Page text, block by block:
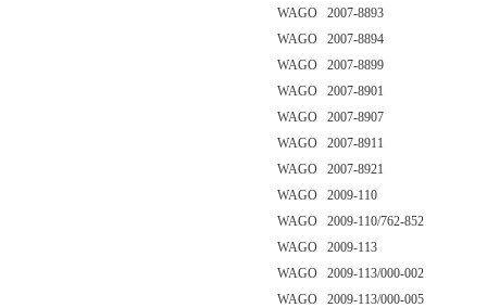
WAGO 2007-8893
WAGO 2007-8894
WAGO 2007-8899
WAGO 2007-8901
WAGO 2007-8907
WAGO 2007-8911
WAGO 2007-8921
WAGO 2009-110
WAGO 2009-110/762-852
WAGO 2009-113
WAGO 2009-113/000-002
WAGO 2009-113/000-005